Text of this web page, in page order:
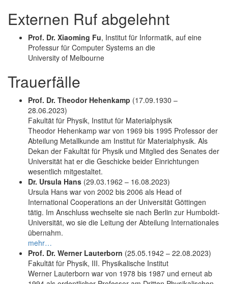
Externen Ruf abgelehnt
Prof. Dr. Xiaoming Fu, Institut für Informatik, auf eine
Professur für Computer Systems an die
University of Melbourne
Trauerfälle
Prof. Dr. Theodor Hehenkamp (17.09.1930 –
28.06.2023)
Fakultät für Physik, Institut für Materialphysik
Theodor Hehenkamp war von 1969 bis 1995 Professor der
Abteilung Metallkunde am In­stitut für Materialphysik. Als
Dekan der Fakultät für Physik und Mitglied des Senates der
Universität hat er die Geschicke beider Einrichtungen
wesentlich mitgestaltet.
Dr. Ursula Hans (29.03.1962 – 16.08.2023)
Ursula Hans war von 2002 bis 2006 als Head of
International Cooperations an der Universität Göttingen
tätig. Im Anschluss wechselte sie nach Berlin zur Humboldt-
Universität, wo sie die Leitung der Abteilung Internationales
übernahm.
mehr…
Prof. Dr. Werner Lauterborn (25.05.1942 – 22.08.2023)
Fakultät für Physik, III. Physikalische Institut
Werner Lauterborn war von 1978 bis 1987 und erneut ab